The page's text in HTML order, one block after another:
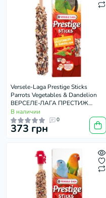
Versele-Laga Prestige Sticks
Parrots Vegetables & Dandelion
ВЕРСЕЛЕ-ЛАГА ПРЕСТИЖ
ОВОЩИ И ПУШКА лакомство
для средних и крупных попугаев
2х70г
В наличии
0
373 грн